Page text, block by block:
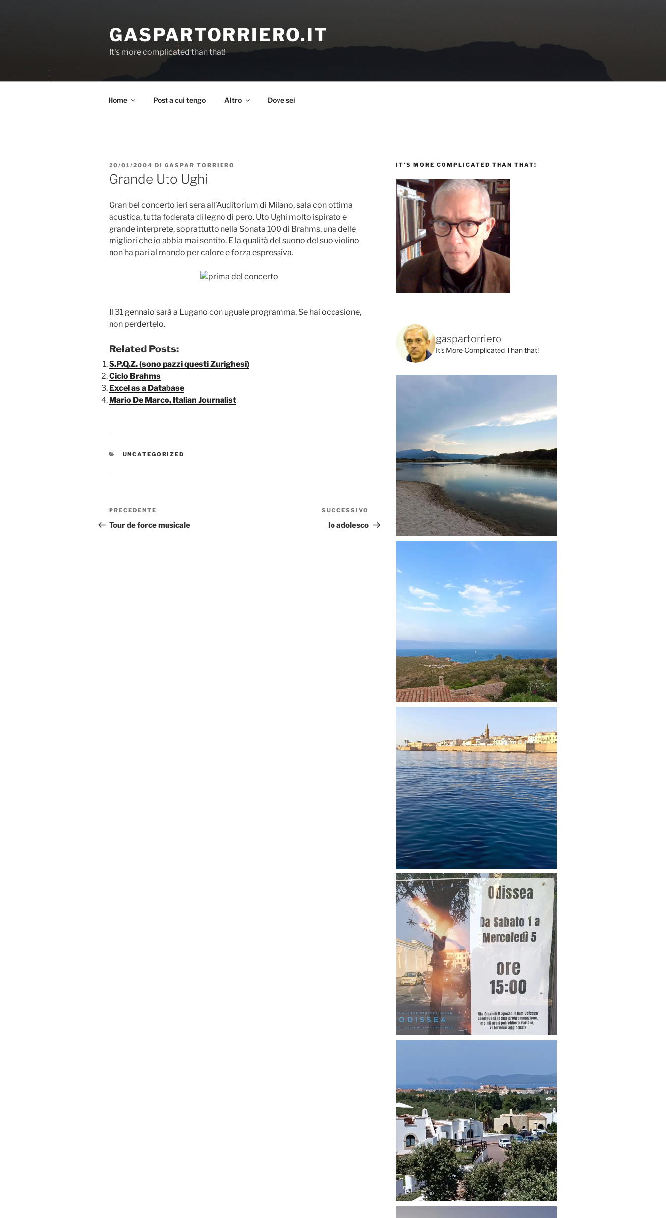
GASPARTORRIERO.IT
It's more complicated than that!
Home Post a cui tengo Altro Dove sei
PUBBLICATO
IL
20/01/2004 DI GASPAR TORRIERO
Grande Uto Ughi
Gran bel concerto ieri sera all’Auditorium di Milano, sala con ottima
acustica, tutta foderata di legno di pero. Uto Ughi molto ispirato e
grande interprete, soprattutto nella Sonata 100 di Brahms, una delle
migliori che io abbia mai sentito. E la qualità del suono del suo violino
non ha pari al mondo per calore e forza espressiva.
Il 31 gennaio sarà a Lugano con uguale programma. Se hai occasione,
non perdertelo.
Related Posts:
S.P.Q.Z. (sono pazzi questi Zurighesi)
Ciclo Brahms
Excel as a Database
Mario De Marco, Italian Journalist
CATEGORIE
UNCATEGORIZED
Navigazione
articoli
Articolo
precedente:
PRECEDENTE
Tour de force musicale
Articolo
successivo
SUCCESSIVO
Io adolesco
IT’S MORE COMPLICATED THAN THAT!
gaspartorriero
It's More Complicated Than that!